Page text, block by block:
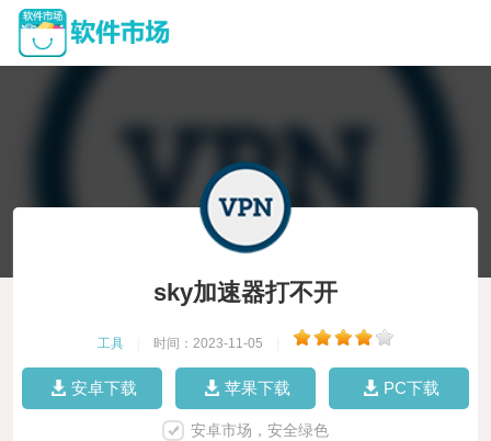
sky加速器打不开
工具 时间：2023-11-05
安卓下载 苹果下载 PC下载
安卓市场，安全绿色